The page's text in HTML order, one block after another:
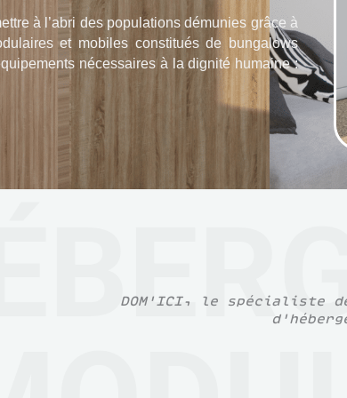
à l’abri des populations démunies grâce à
et mobiles constitués de bungalows
nécessaires à la dignité humaine :
DOM'ICI, le spécialiste